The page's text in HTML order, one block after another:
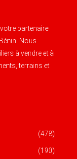
partenaire
Nous
à vendre et à
terrains et
(478)
(190)